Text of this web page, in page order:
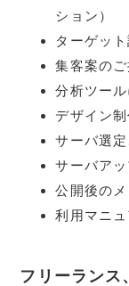
ション）
ターゲッ
集客案の
分析ツー
デザイン
サーバ選
サーバア
公開後の
利用マニ
フリーラン